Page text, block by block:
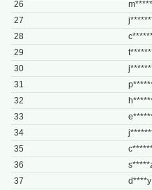
26
27
28
29
30
31
32
33
34
35
36
s*****
37
d****